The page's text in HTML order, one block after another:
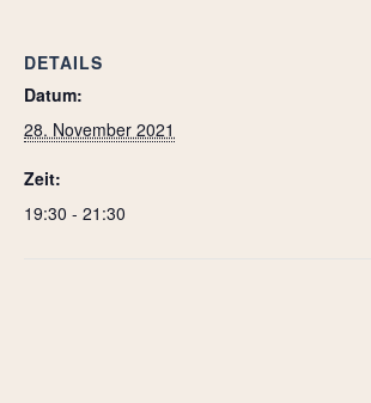
DETAILS
Datum:
28. November 2021
Zeit:
19:30 - 21:30